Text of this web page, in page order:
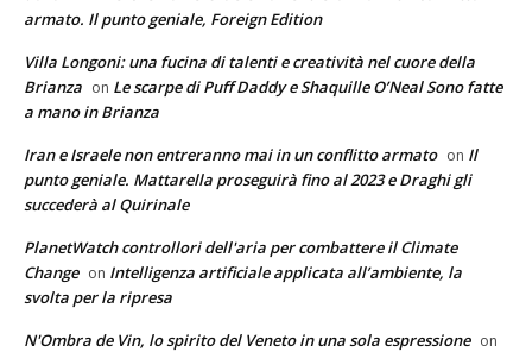
armato. Il punto geniale, Foreign Edition
Villa Longoni: una fucina di talenti e creatività nel cuore della
Brianza on Le scarpe di Puff Daddy e Shaquille O’Neal Sono fatte
a mano in Brianza
Iran e Israele non entreranno mai in un conflitto armato on Il
punto geniale. Mattarella proseguirà fino al 2023 e Draghi gli
succederà al Quirinale
PlanetWatch controllori dell'aria per combattere il Climate
Change on Intelligenza artificiale applicata all’ambiente, la
svolta per la ripresa
N'Ombra de Vin, lo spirito del Veneto in una sola espressione on